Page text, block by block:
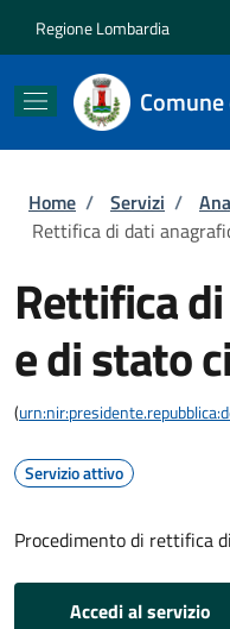
Regione Lombardia
Briciole di
Home / Servizi /
Rettifica di dati
Rettifica
e di stato
(
Servizio attivo
Procedimento di rettifica
Accedi al servizio